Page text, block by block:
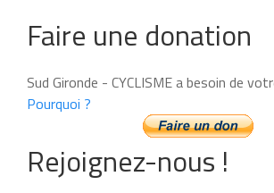
Faire une donation
Sud Gironde - CYCLISME a besoin de
Pourquoi ?
Rejoignez-nous !